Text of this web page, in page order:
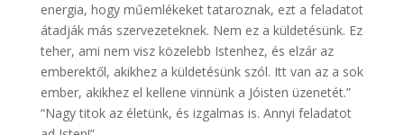
energia, hogy műemlékeket tataroznak, ezt a feladatot
átadják más szervezeteknek. Nem ez a küldetésünk. Ez
teher, ami nem visz közelebb Istenhez, és elzár az
emberektől, akikhez a küldetésünk szól. Itt van az a sok
ember, akikhez el kellene vinnünk a Jóisten üzenetét.”
“Nagy titok az életünk, és izgalmas is. Annyi feladatot